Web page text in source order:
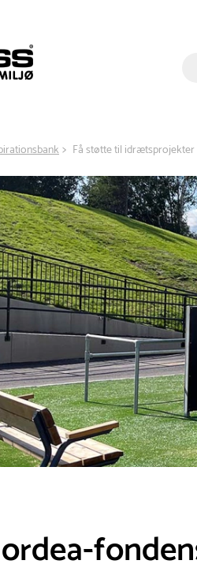
Få støtte til